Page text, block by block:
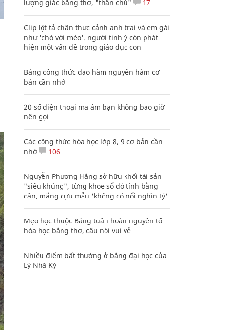
lượng giác bằng thơ, "thần chú"
17
Clip lột tả chân thực cảnh anh trai và em gái
như 'chó với mèo', người tinh ý còn phát
hiện một vấn đề trong giáo dục con
Bảng công thức đạo hàm nguyên hàm cơ
bản cần nhớ
20 số điện thoại ma ám bạn không bao giờ
nên gọi
Các công thức hóa học lớp 8, 9 cơ bản cần
nhớ
106
Nguyễn Phương Hằng sở hữu khối tài sản
"siêu khủng", từng khoe sổ đỏ tính bằng
cân, mắng cựu mẫu 'không có nổi nghìn tỷ'
Mẹo học thuộc Bảng tuần hoàn nguyên tố
hóa học bằng thơ, câu nói vui vẻ
Nhiều điểm bất thường ở bằng đại học của
Lý Nhã Kỳ